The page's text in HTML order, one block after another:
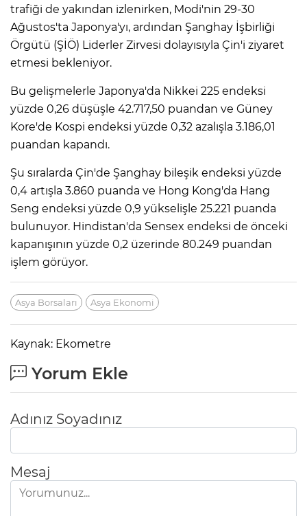
trafiği de yakından izlenirken, Modi'nin 29-30
Ağustos'ta Japonya'yı, ardından Şanghay İşbirliği
Örgütü (ŞİÖ) Liderler Zirvesi dolayısıyla Çin'i ziyaret
etmesi bekleniyor.
Bu gelişmelerle Japonya'da Nikkei 225 endeksi
yüzde 0,26 düşüşle 42.717,50 puandan ve Güney
Kore'de Kospi endeksi yüzde 0,32 azalışla 3.186,01
puandan kapandı.
Şu sıralarda Çin'de Şanghay bileşik endeksi yüzde
0,4 artışla 3.860 puanda ve Hong Kong'da Hang
Seng endeksi yüzde 0,9 yükselişle 25.221 puanda
bulunuyor. Hindistan'da Sensex endeksi de önceki
kapanışının yüzde 0,2 üzerinde 80.249 puandan
işlem görüyor.
Asya Borsaları Asya Ekonomi
Kaynak: Ekometre
Yorum Ekle
Adınız Soyadınız
Mesaj